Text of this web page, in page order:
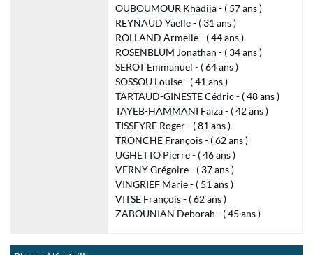
OUBOUMOUR Khadija - ( 57 ans )
REYNAUD Yaëlle - ( 31 ans )
ROLLAND Armelle - ( 44 ans )
ROSENBLUM Jonathan - ( 34 ans )
SEROT Emmanuel - ( 64 ans )
SOSSOU Louise - ( 41 ans )
TARTAUD-GINESTE Cédric - ( 48 ans )
TAYEB-HAMMANI Faïza - ( 42 ans )
TISSEYRE Roger - ( 81 ans )
TRONCHE François - ( 62 ans )
UGHETTO Pierre - ( 46 ans )
VERNY Grégoire - ( 37 ans )
VINGRIEF Marie - ( 51 ans )
VITSE François - ( 62 ans )
ZABOUNIAN Deborah - ( 45 ans )